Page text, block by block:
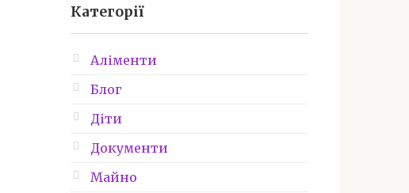
Категорії
Аліменти
Блог
Діти
Документи
Майно